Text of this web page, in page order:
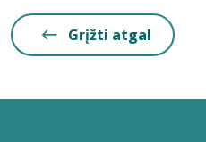
Grįžti atgal